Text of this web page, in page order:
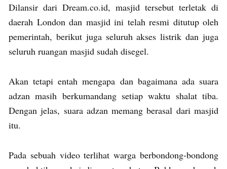
Dilansir dari Dream.co.id, masjid tersebut terletak di
daerah London dan masjid ini telah resmi ditutup oleh
pemerintah, berikut juga seluruh akses listrik dan juga
seluruh ruangan masjid sudah disegel.
Akan tetapi entah mengapa dan bagaimana ada suara
adzan masih berkumandang setiap waktu shalat tiba.
Dengan jelas, suara adzan memang berasal dari masjid
itu.
Pada sebuah video terlihat warga berbondong-bondong